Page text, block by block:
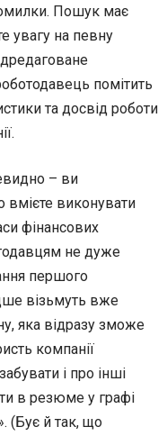
Пошук має
увагу на певну
помітить
та досвід роботи
– ви
вмієте виконувати
фінансових
не дуже
першого
візьмуть вже
яка відразу зможе
компанії
і про інші
в резюме у графі
(Бує й так, що